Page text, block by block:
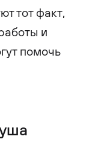
тот факт,
и
помочь